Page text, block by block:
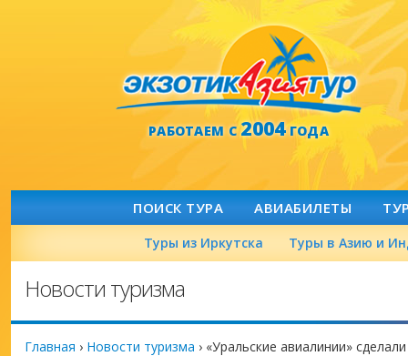
РАБОТАЕМ С2004ГОДА
ПОИСК ТУРА АВИАБИЛЕТЫ
Туры из Иркутска Туры в Азию и
Новости туризма
Главная › Новости туризма › «Уральские авиалинии»